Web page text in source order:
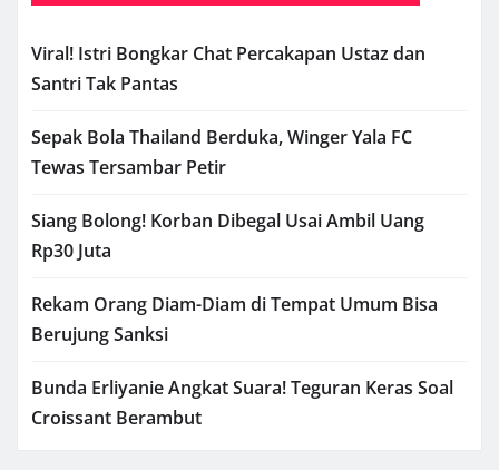
Viral! Istri Bongkar Chat Percakapan Ustaz dan
Santri Tak Pantas
Sepak Bola Thailand Berduka, Winger Yala FC
Tewas Tersambar Petir
Siang Bolong! Korban Dibegal Usai Ambil Uang
Rp30 Juta
Rekam Orang Diam-Diam di Tempat Umum Bisa
Berujung Sanksi
Bunda Erliyanie Angkat Suara! Teguran Keras Soal
Croissant Berambut